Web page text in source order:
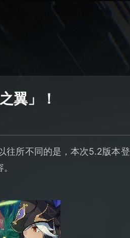
翼」！
所不同的是，本次5.2版本